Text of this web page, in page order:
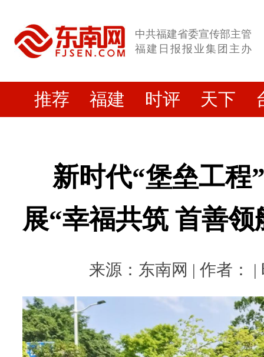
中共福建省委宣传部主管
福建日报报业集团主办
推荐 福建 时评 天下
新时代“堡垒工程
展“幸福共筑 首善
来源：东南网 | 作者： |